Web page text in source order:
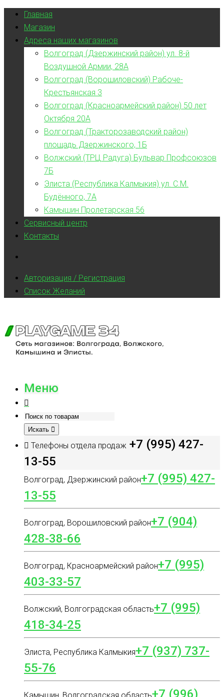
Главная
Магазин
Адреса наших магазинов
Волгоград (Дзержинский район) ул. 8-й
Воздушной Армии, 28А
Волгоград (Ворошиловский) Рабоче-
Крестьянская 3
Волгоград (Красноармейский район) 50 лет
Октября 20А
Волгоград (Тракторозаводский район)
площадь Дзержинского, 1Б
Волжский (ТРЦ Радуга) Бульвар Профсоюзов
7Б
Элиста (Республика Калмыкия) ул. С.М.
Будённого, 7А
Камышин Пролетарская 56
Сервисный центр
Контакты
Авторизация / Регистрация
Список Желаний
Меню
Искать
Телефоны отдела продаж +7 (995) 427-
13-55
Волгоград, Дзержинский район+7 (995) 427-
13-55
Волгоград, Ворошиловский район+7 (904)
428-38-66
Волгоград, Красноармейский район+7 (995)
403-33-57
Волжский, Волгоградская область+7 (995)
418-34-25
Элиста, Республика Калмыкия+7 (937) 737-
55-76
Камышин, Волгоградская область+7 (996)